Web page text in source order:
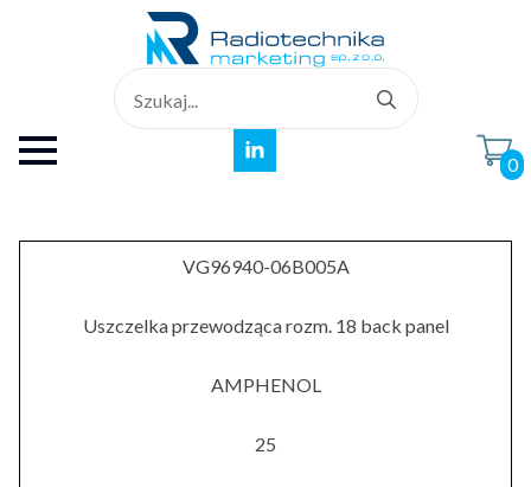
for:
0
VG96940-06B005A
Uszczelka przewodząca rozm. 18 back panel
AMPHENOL
25